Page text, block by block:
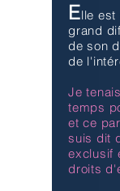
Elle est
grand
de son
de
Je
temps
et ce
suis dit
exclusif
droits